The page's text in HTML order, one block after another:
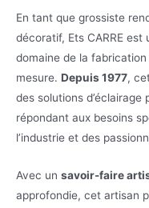
En tant que grossiste
décoratif, Ets CARRE
domaine de la
mesure. Depuis 1977,
des solutions
répondant aux besoins
l’industrie et des
Avec un savoir-faire
approfondie, cet artisan